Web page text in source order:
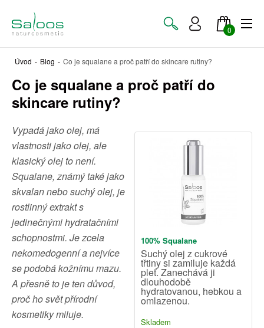
0
Úvod - Blog - Co je squalane a proč patří do skincare rutiny?
Co je squalane a proč patří do
skincare rutiny?
100% Squalane
Suchý olej z cukrové
třtiny si zamiluje každá
pleť. Zanechává ji
dlouhodobě
hydratovanou, hebkou a
omlazenou.
Skladem
Vypadá jako olej, má
vlastnosti jako olej, ale
klasický olej to není.
Squalane, známý také jako
skvalan nebo suchý olej, je
rostlinný extrakt s
jedinečnými hydratačními
schopnostmi. Je zcela
nekomedogenní a nejvíce
se podobá kožnímu mazu.
A přesně to je ten důvod,
proč ho svět přírodní
kosmetiky miluje.